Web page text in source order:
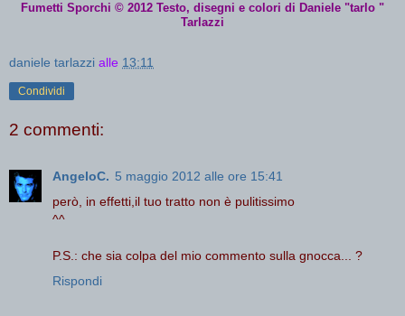
Fumetti Sporchi © 2012 Testo, disegni e colori di Daniele "tarlo "
Tarlazzi
daniele tarlazzi alle 13:11
Condividi
2 commenti:
AngeloC. 5 maggio 2012 alle ore 15:41
però, in effetti,il tuo tratto non è pulitissimo
^^
P.S.: che sia colpa del mio commento sulla gnocca... ?
Rispondi